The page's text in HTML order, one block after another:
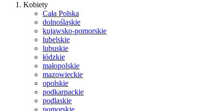
Kobiety
Cała Polska
dolnośląskie
kujawsko-pomorskie
lubelskie
lubuskie
łódzkie
małopolskie
mazowieckie
opolskie
podkarpackie
podlaskie
pomorskie